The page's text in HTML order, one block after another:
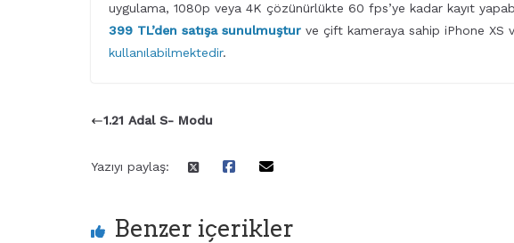
uygulama, 1080p veya 4K çözünürlükte 60 fps’ye kadar kayıt
399 TL’den satışa sunulmuştur ve çift kameraya sahip iPhone XS
kullanılabilmektedir.
1.21 Adal S- Modu
Yazıyı paylaş:
Benzer içerikler